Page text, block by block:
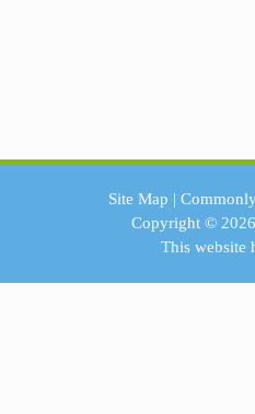
Site Map |
Copyright ©
This website